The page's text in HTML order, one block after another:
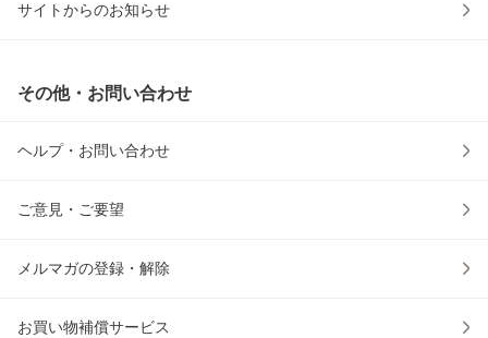
サイトからのお知らせ
その他・お問い合わせ
ヘルプ・お問い合わせ
ご意見・ご要望
メルマガの登録・解除
お買い物補償サービス